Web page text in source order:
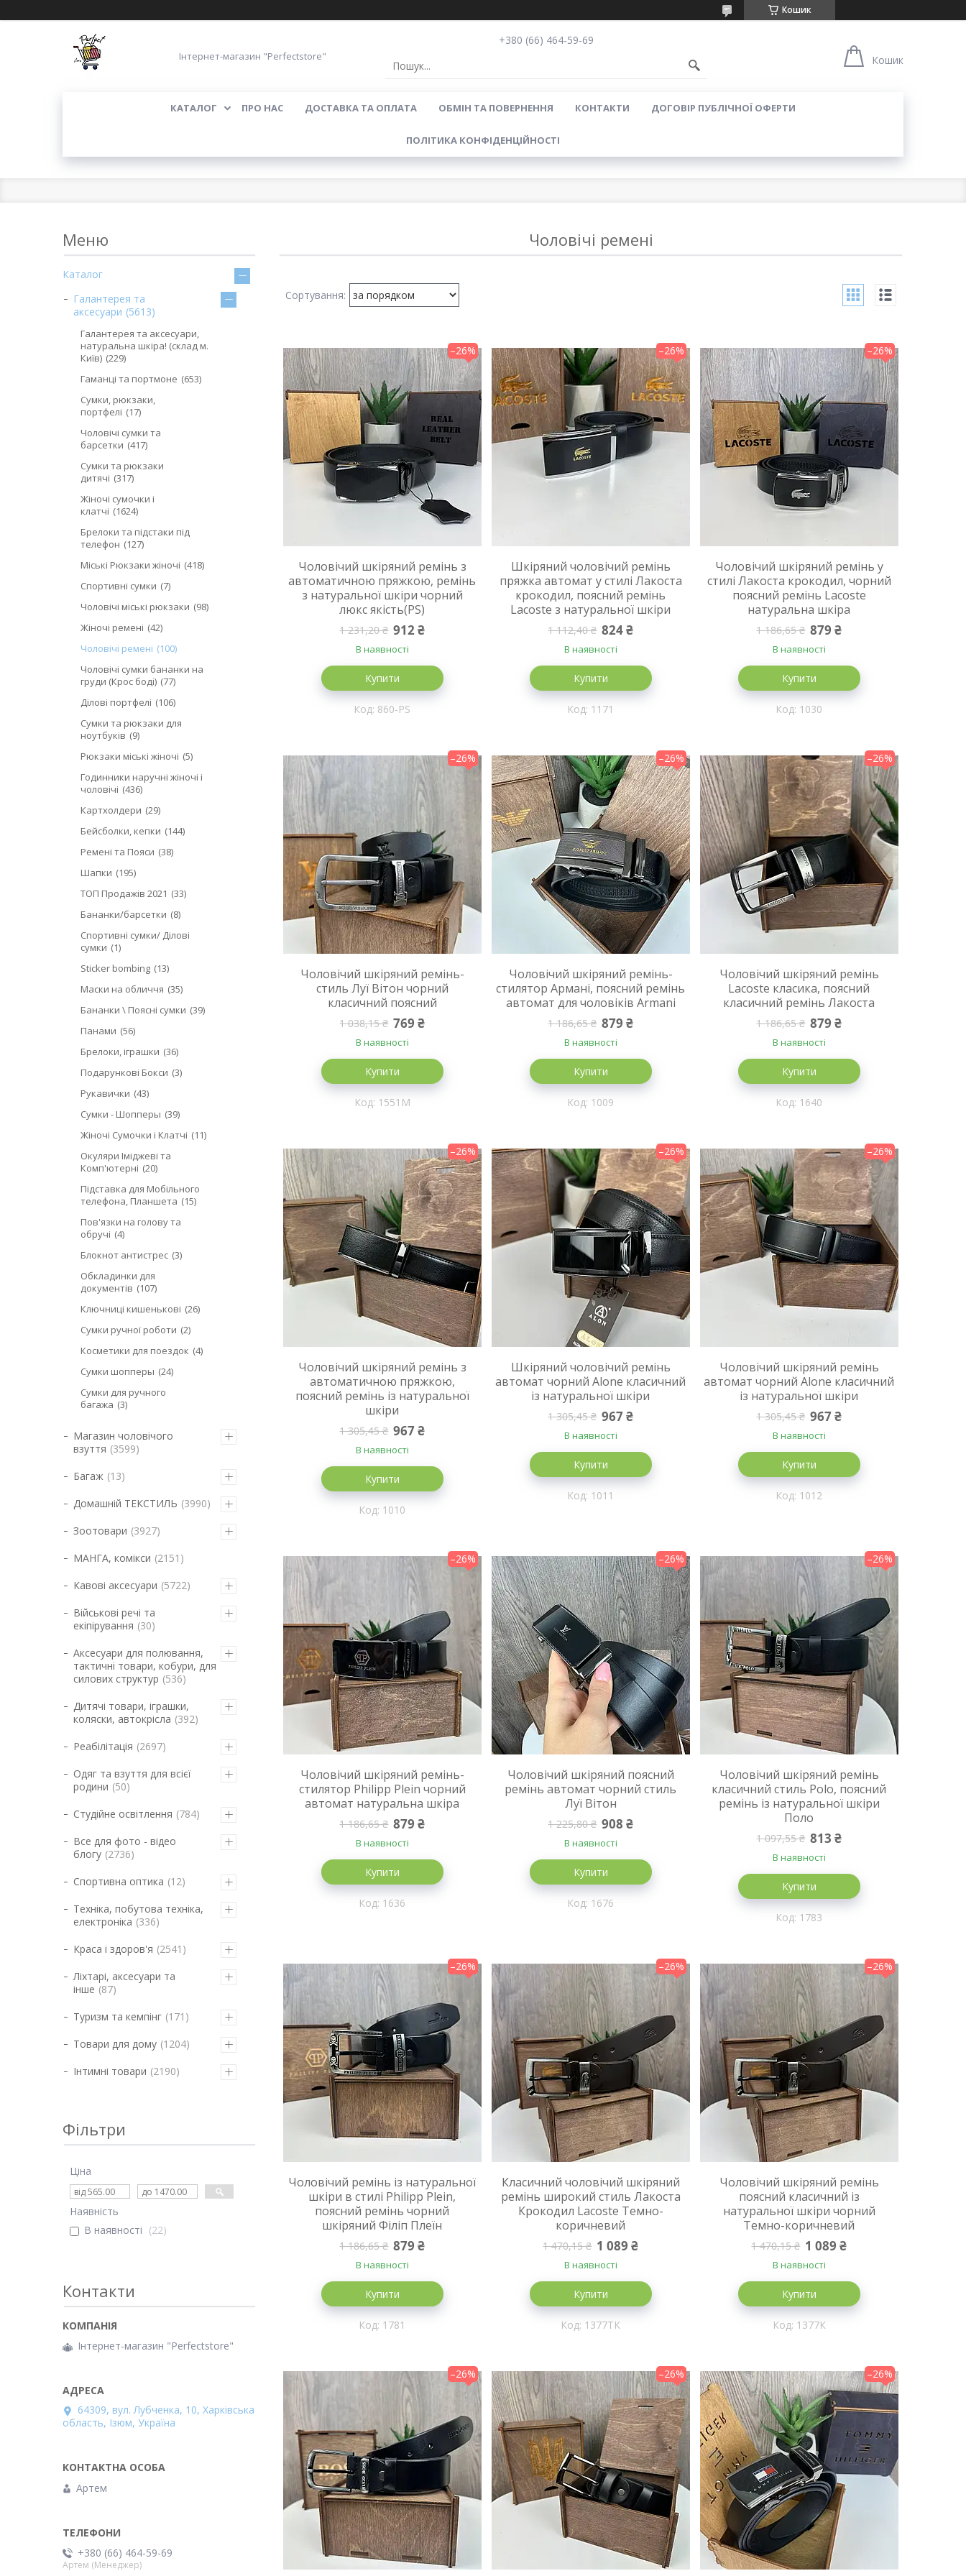
Кошик
Інтернет-магазин "Perfectstore"
+380 (66) 464-59-69
Кошик
КАТАЛОГ ПРО НАС ДОСТАВКА ТА ОПЛАТА ОБМІН ТА ПОВЕРНЕННЯ КОНТАКТИ ДОГОВІР ПУБЛІЧНОЇ ОФЕРТИ
ПОЛІТИКА КОНФІДЕНЦІЙНОСТІ
Чоловічі ремені
–26%
Чоловічий шкіряний ремінь з
автоматичною пряжкою, ремінь
з натуральної шкіри чорний
люкс якість(PS)
1 231,20 ₴ 912 ₴
В наявності
Купити
860-PS
–26%
Шкіряний чоловічий ремінь
пряжка автомат у стилі Лакоста
крокодил, поясний ремінь
Lacoste з натуральної шкіри
1 112,40 ₴ 824 ₴
В наявності
Купити
1171
–26%
Чоловічий шкіряний ремінь у
стилі Лакоста крокодил, чорний
поясний ремінь Lacoste
натуральна шкіра
1 186,65 ₴ 879 ₴
В наявності
Купити
1030
–26%
Чоловічий шкіряний ремінь-
стиль Луї Вітон чорний
класичний поясний
1 038,15 ₴ 769 ₴
В наявності
Купити
1551М
–26%
Чоловічий шкіряний ремінь-
стилятор Армані, поясний ремінь
автомат для чоловіків Armani
1 186,65 ₴ 879 ₴
В наявності
Купити
1009
–26%
Чоловічий шкіряний ремінь
Lacoste класика, поясний
класичний ремінь Лакоста
1 186,65 ₴ 879 ₴
В наявності
Купити
1640
–26%
Чоловічий шкіряний ремінь з
автоматичною пряжкою,
поясний ремінь із натуральної
шкіри
1 305,45 ₴ 967 ₴
В наявності
Купити
1010
–26%
Шкіряний чоловічий ремінь
автомат чорний Alone класичний
із натуральної шкіри
1 305,45 ₴ 967 ₴
В наявності
Купити
1011
–26%
Чоловічий шкіряний ремінь
автомат чорний Alone класичний
із натуральної шкіри
1 305,45 ₴ 967 ₴
В наявності
Купити
1012
–26%
Чоловічий шкіряний ремінь-
стилятор Philipp Plein чорний
автомат натуральна шкіра
1 186,65 ₴ 879 ₴
В наявності
Купити
1636
–26%
Чоловічий шкіряний поясний
ремінь автомат чорний стиль
Луї Вітон
1 225,80 ₴ 908 ₴
В наявності
Купити
1676
–26%
Чоловічий шкіряний ремінь
класичний стиль Polo, поясний
ремінь із натуральної шкіри
Поло
1 097,55 ₴ 813 ₴
В наявності
Купити
1783
–26%
Чоловічий ремінь із натуральної
шкіри в стилі Philipp Plein,
поясний ремінь чорний
шкіряний Філіп Плеїн
1 186,65 ₴ 879 ₴
В наявності
Купити
1781
–26%
Класичний чоловічий шкіряний
ремінь широкий стиль Лакоста
Крокодил Lacoste Темно-
коричневий
1 470,15 ₴ 1 089 ₴
В наявності
Купити
1377ТК
–26%
Чоловічий шкіряний ремінь
поясний класичний із
натуральної шкіри чорний
Темно-коричневий
1 470,15 ₴ 1 089 ₴
В наявності
Купити
1377К
–26% –26% –26%
Каталог
Галантерея та
аксесуари 5613
Галантерея та аксесуари,
натуральна шкіра! (склад м.
Київ) 229
Гаманці та портмоне
653
Сумки, рюкзаки,
портфелі
17
Чоловічі сумки та
барсетки 417
Сумки та рюкзаки
дитячі 317
Жіночі сумочки і
клатчі
1624
Брелоки та підстаки під
телефон
127
Міські Рюкзаки жіночі 418
Спортивні сумки 7
Чоловічі міські рюкзаки
98
Жіночі ремені 42
Чоловічі ремені
100
Чоловічі сумки бананки на
груди (Крос боді) 77
Ділові портфелі
106
Сумки та рюкзаки для
ноутбуків
9
Рюкзаки міські жіночі 5
Годинники наручні жіночі і
чоловічі 436
Картхолдери 29
Бейсболки, кепки
144
Ремені та Пояси 38
Шапки
195
ТОП Продажів 2021
33
Бананки/барсетки
8
Спортивні сумки/ Ділові
сумки
1
Sticker bombing 13
Маски на обличчя 35
Бананки \ Поясні сумки 39
Панами 56
Брелоки, іграшки 36
Подарункові Бокси 3
Рукавички 43
Сумки - Шопперы 39
Жіночі Сумочки і Клатчі
11
Окуляри Іміджеві та
Комп'ютерні 20
Підставка для Мобільного
телефона, Планшета
15
Пов'язки на голову та
обручі 4
Блокнот антистрес 3
Обкладинки для
документів
107
Ключниці кишенькові 26
Сумки ручної роботи 2
Косметики для поездок 4
Сумки шопперы 24
Сумки для ручного
багажа 3
Магазин чоловічого
взуття 3599
Багаж 13
Домашній ТЕКСТИЛЬ 3990
Зоотовари 3927
МАНГА, комікси 2151
Кавові аксесуари 5722
Військові речі та
екіпірування 30
Аксесуари для полювання,
тактичні товари, кобури, для
силових структур 536
Дитячі товари, іграшки,
коляски, автокрісла 392
Реабілітація 2697
Одяг та взуття для всієї
родини 50
Студійне освітлення 784
Все для фото - відео
блогу 2736
Спортивна оптика 12
Техніка, побутова техніка,
електроніка 336
Краса і здоров'я 2541
Ліхтарі, аксесуари та
інше 87
Туризм та кемпінг 171
Товари для дому 1204
Інтимні товари 2190
Фільтри
Ціна
Наявність
В наявності
22
Контакти
Інтернет-магазин "Perfectstore"
64309, вул. Лубченка, 10, Харківська
область, Ізюм, Україна
Артем
+380 (66) 464-59-69
Артем (Менеджер)